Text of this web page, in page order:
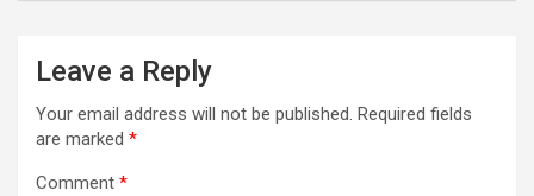
Leave a Reply
Your email address will not be published. Required fields
are marked *
Comment *